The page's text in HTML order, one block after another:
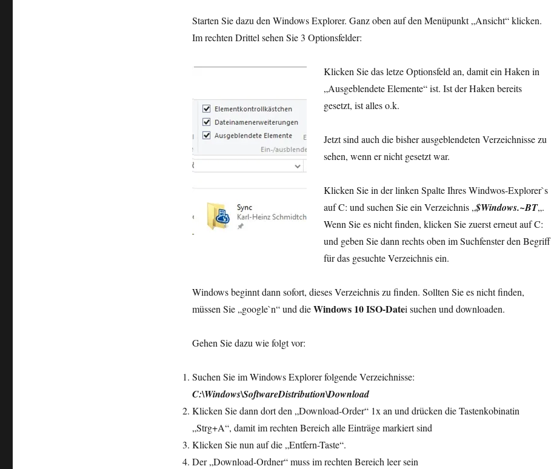
Starten Sie dazu den Windows Explorer. Ganz oben auf den Menüpunkt „Ansicht“ klicken.
Im rechten Drittel sehen Sie 3 Optionsfelder:
Klicken Sie das letze Optionsfeld an, damit ein Haken in
„Ausgeblendete Elemente“ ist. Ist der Haken bereits
gesetzt, ist alles o.k.
Jetzt sind auch die bisher ausgeblendeten Verzeichnisse zu
sehen, wenn er nicht gesetzt war.
Klicken Sie in der linken Spalte Ihres Windwos-Explorer`s
auf C: und suchen Sie ein Verzeichnis „$Windows.~BT„.
Wenn Sie es nicht finden, klicken Sie zuerst erneut auf C:
und geben Sie dann rechts oben im Suchfenster den Begriff
für das gesuchte Verzeichnis ein.
Windows beginnt dann sofort, dieses Verzeichnis zu finden. Sollten Sie es nicht finden,
müssen Sie „google`n“ und dieWindows 10 ISO-Datei suchen und downloaden.
Gehen Sie dazu wie folgt vor:
Suchen Sie im Windows Explorer folgende Verzeichnisse:
C:\Windows\SoftwareDistribution\Download
Klicken Sie dann dort den „Download-Order“ 1x an und drücken die Tastenkobinatin
„Strg+A“, damit im rechten Bereich alle Einträge markiert sind
Klicken Sie nun auf die „Entfern-Taste“.
Der „Download-Ordner“ muss im rechten Bereich leer sein